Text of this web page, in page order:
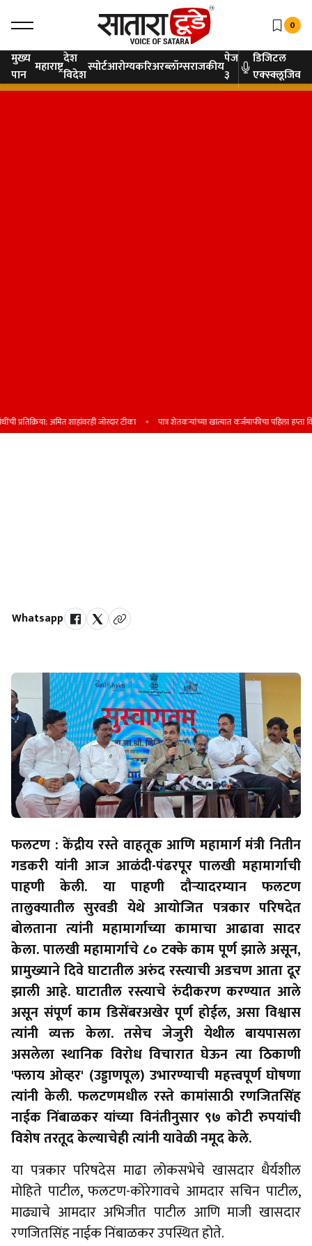
0
मुख्य
पान महाराष्ट्रदेश
विदेशस्पोर्टआरोग्यकरिअरब्लॉग्सराजकीयपेज
३
डिजिटल
एक्स्क्लूजिव
अमित शाहांवरही जोरदार टीका पात्र शेतकऱ्यांच्या खात्यात कर्जमाफीचा पहिला हप्ता
Whatsapp
फलटण : केंद्रीय रस्ते वाहतूक आणि महामार्ग मंत्री नितीन
गडकरी यांनी आज आळंदी-पंढरपूर पालखी महामार्गाची
पाहणी केली. या पाहणी दौऱ्यादरम्यान फलटण
तालुक्यातील सुरवडी येथे आयोजित पत्रकार परिषदेत
बोलताना त्यांनी महामार्गाच्या कामाचा आढावा सादर
केला. पालखी महामार्गाचे ८० टक्के काम पूर्ण झाले असून,
प्रामुख्याने दिवे घाटातील अरुंद रस्त्याची अडचण आता दूर
झाली आहे. घाटातील रस्त्याचे रुंदीकरण करण्यात आले
असून संपूर्ण काम डिसेंबरअखेर पूर्ण होईल, असा विश्वास
त्यांनी व्यक्त केला. तसेच जेजुरी येथील बायपासला
असलेला स्थानिक विरोध विचारात घेऊन त्या ठिकाणी
'फ्लाय ओव्हर' (उड्डाणपूल) उभारण्याची महत्त्वपूर्ण घोषणा
त्यांनी केली. फलटणमधील रस्ते कामांसाठी रणजितसिंह
नाईक निंबाळकर यांच्या विनंतीनुसार ९७ कोटी रुपयांची
विशेष तरतूद केल्याचेही त्यांनी यावेळी नमूद केले.
या पत्रकार परिषदेस माढा लोकसभेचे खासदार धैर्यशील
मोहिते पाटील, फलटण-कोरेगावचे आमदार सचिन पाटील,
माढ्याचे आमदार अभिजीत पाटील आणि माजी खासदार
रणजितसिंह नाईक निंबाळकर उपस्थित होते.